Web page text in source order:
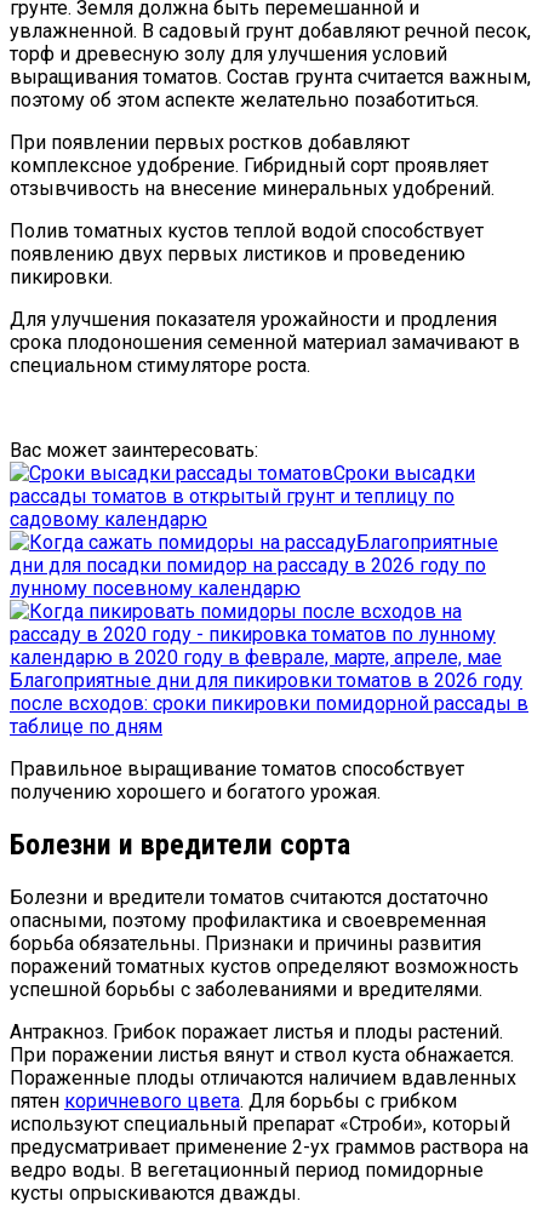
грунте. Земля должна быть перемешанной и
увлажненной. В садовый грунт добавляют речной песок,
торф и древесную золу для улучшения условий
выращивания томатов. Состав грунта считается важным,
поэтому об этом аспекте желательно позаботиться.
При появлении первых ростков добавляют
комплексное удобрение. Гибридный сорт проявляет
отзывчивость на внесение минеральных удобрений.
Полив томатных кустов теплой водой способствует
появлению двух первых листиков и проведению
пикировки.
Для улучшения показателя урожайности и продления
срока плодоношения семенной материал замачивают в
специальном стимуляторе роста.
Вас может заинтересовать:
Сроки высадки
рассады томатов в открытый грунт и теплицу по
садовому календарю
Благоприятные
дни для посадки помидор на рассаду в 2026 году по
лунному посевному календарю
Благоприятные дни для пикировки томатов в 2026 году
после всходов: сроки пикировки помидорной рассады в
таблице по дням
Правильное выращивание томатов способствует
получению хорошего и богатого урожая.
Болезни и вредители сорта
Болезни и вредители томатов считаются достаточно
опасными, поэтому профилактика и своевременная
борьба обязательны. Признаки и причины развития
поражений томатных кустов определяют возможность
успешной борьбы с заболеваниями и вредителями.
Антракноз. Грибок поражает листья и плоды растений.
При поражении листья вянут и ствол куста обнажается.
Пораженные плоды отличаются наличием вдавленных
пятен коричневого цвета. Для борьбы с грибком
используют специальный препарат «Строби», который
предусматривает применение 2-ух граммов раствора на
ведро воды. В вегетационный период помидорные
кусты опрыскиваются дважды.